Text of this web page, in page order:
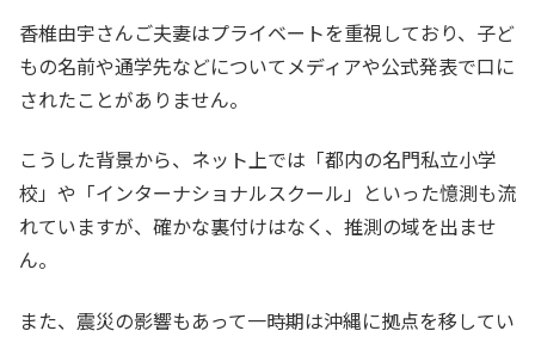
香椎由宇さんご夫妻はプライベートを重視しており、子ど
もの名前や通学先などについてメディアや公式発表で口に
されたことがありません。
こうした背景から、ネット上では「都内の名門私立小学
校」や「インターナショナルスクール」といった憶測も流
れていますが、確かな裏付けはなく、推測の域を出ませ
ん。
また、震災の影響もあって一時期は沖縄に拠点を移してい